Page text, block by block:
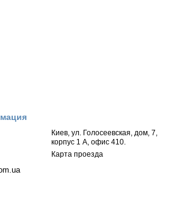
Киев, ул. Голосеевская, дом, 7,
корпус 1 А, офис 410.
Карта проезда